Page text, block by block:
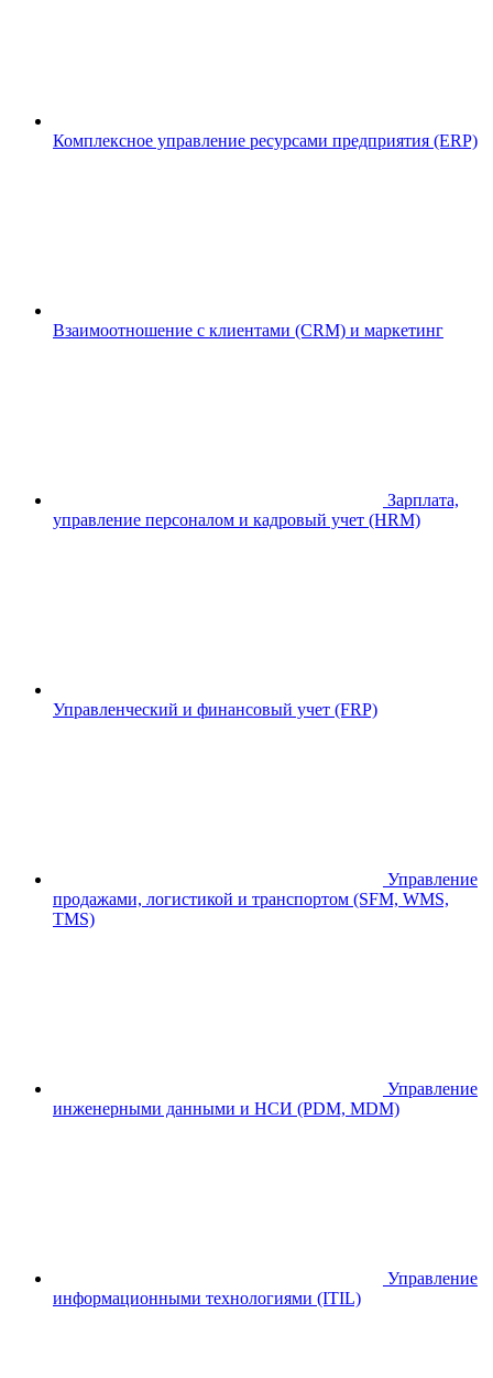
Комплексное управление ресурсами предприятия (ERP)
Взаимоотношение с клиентами (CRM) и маркетинг
Зарплата,
управление персоналом и кадровый учет (HRM)
Управленческий и финансовый учет (FRP)
Управление
продажами, логистикой и транспортом (SFM, WMS,
TMS)
Управление
инженерными данными и НСИ (PDM, MDM)
Управление
информационными технологиями (ITIL)